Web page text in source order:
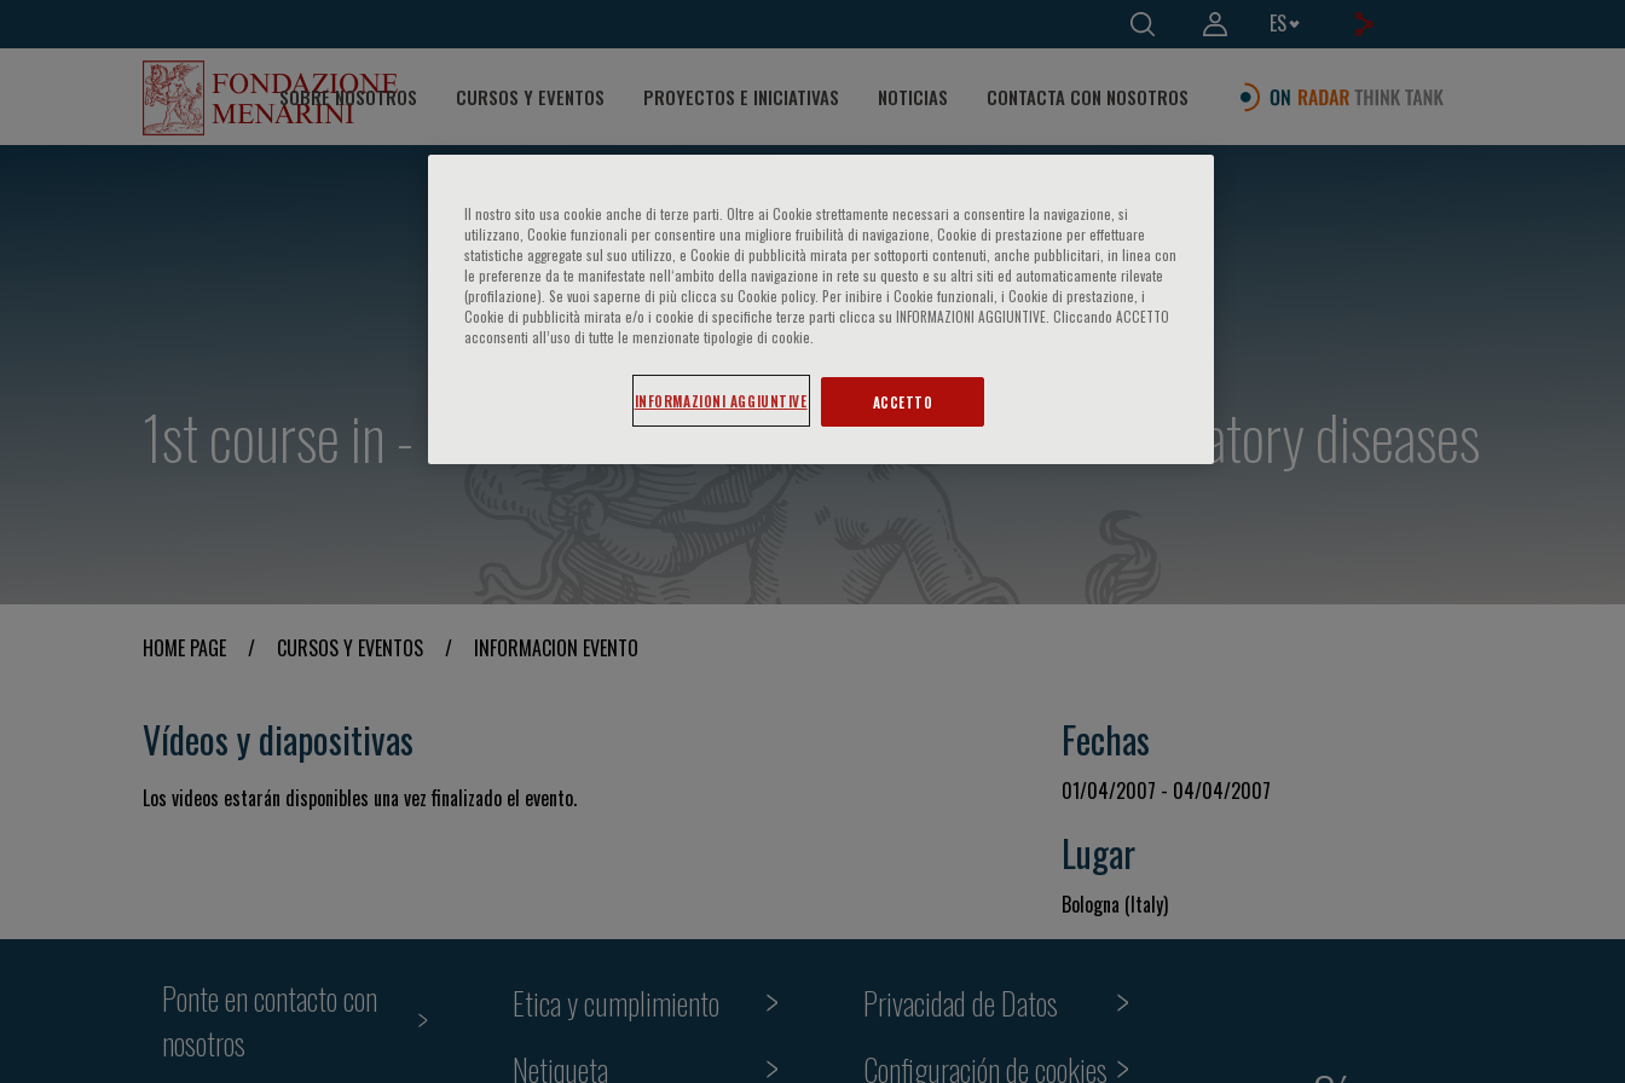
ES
SOBRE NOSOTROS CURSOS Y EVENTOS PROYECTOS E INICIATIVAS NOTICIAS CONTACTA CON NOSOTROS
1st course in - Genetics of rheumatic and auto-inflammatory diseases
HOME PAGE / CURSOS Y EVENTOS / INFORMACION EVENTO
Vídeos y diapositivas
Los videos estarán disponibles una vez finalizado el evento.
Fechas
01/04/2007 - 04/04/2007
Lugar
Bologna (Italy)
Ponte en contacto con
nosotros
Etica y cumplimiento
Netiqueta
Privacidad de Datos
Configuración de cookies
Il nostro sito usa cookie anche di terze parti. Oltre ai Cookie strettamente necessari a consentire la navigazione, si
utilizzano, Cookie funzionali per consentire una migliore fruibilità di navigazione, Cookie di prestazione per effettuare
statistiche aggregate sul suo utilizzo, e Cookie di pubblicità mirata per sottoporti contenuti, anche pubblicitari, in linea con
le preferenze da te manifestate nell‘ambito della navigazione in rete su questo e su altri siti ed automaticamente rilevate
(profilazione). Se vuoi saperne di più clicca su Cookie policy. Per inibire i Cookie funzionali, i Cookie di prestazione, i
Cookie di pubblicità mirata e/o i cookie di specifiche terze parti clicca su INFORMAZIONI AGGIUNTIVE. Cliccando ACCETTO
acconsenti all’uso di tutte le menzionate tipologie di cookie.
INFORMAZIONI AGGIUNTIVE ACCETTO